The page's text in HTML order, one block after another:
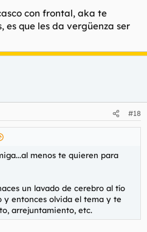
con frontal, aka te
es que les da vergüenza ser
#18
menos te quieren para
un lavado de cerebro al tío
y entonces olvida el tema y te
arrejuntamiento, etc.